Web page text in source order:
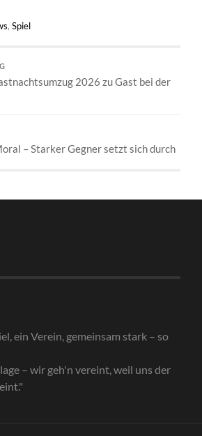
,Spiel
2026 zu Gast bei der
– Starker Gegner setzt sich durch
ein Verein, gemeinsam stark – so
– wir geh'n vereint, weil uns der